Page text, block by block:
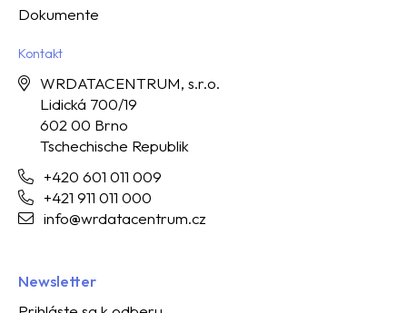
Dokumente
Kontakt
WRDATACENTRUM, s.r.o.
Lidická 700/19
602 00 Brno
Tschechische Republik
+420 601 011 009
+421 911 011 000
info@wrdatacentrum.cz
Newsletter